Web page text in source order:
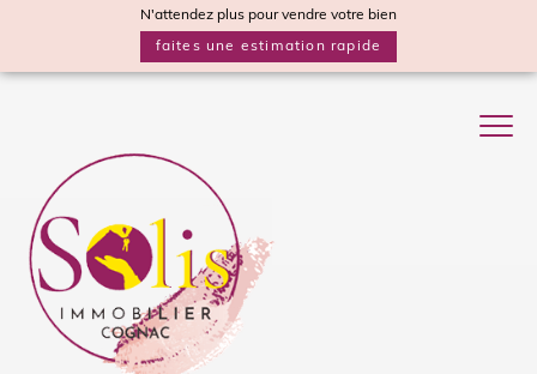
N'attendez plus pour vendre votre bien
faites une estimation rapide